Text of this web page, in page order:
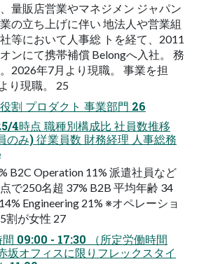
量販店営業やマネジメン ジャパン
の立ち上げに伴い 地法人や営業組
等において人事総 トを経て、2011
ンにて携帯補償 Belongへ入社。 務
2026年7月より現職。 事業を担
り現職。 25
割 プロダクト 事業部門 26
4時点 職種別構成比 社員数推移
のみ) 従業員数 財務経理 人事総務
B2C Operation 11% 派遣社員など
で250名超 37% B2B 平均年齢 34
Engineering 21% ※オペレーショ
割が女性 27
09:00 - 17:30 （所定労働時間
坂オフィスに限りフレックスタイ